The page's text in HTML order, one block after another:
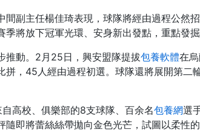
副主任楊佳琦表現，球隊將經由過程公然
將放下冠軍光環、安身新出發點，重點發
推動。2月25日，興安盟隊提拔包養軟體在
拼，45人經由過程初選。球隊還將展開第
高校、俱樂部的8支球隊、百余名包養網選
即將蕾絲絲帶拋向金色光芒，試圖以柔性